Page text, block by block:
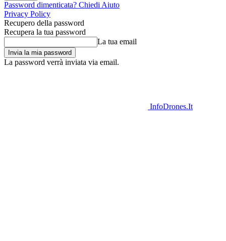
Password dimenticata? Chiedi Aiuto
Privacy Policy
Recupero della password
Recupera la tua password
La tua email
La password verrà inviata via email.
InfoDrones.It